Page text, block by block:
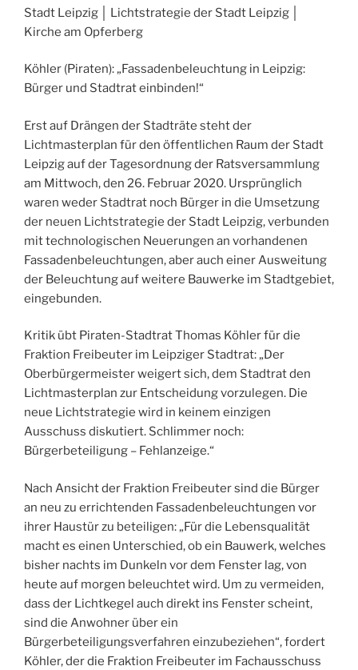
Stadt Leipzig │ Lichtstrategie der Stadt Leipzig │
Kirche am Opferberg
Köhler (Piraten): „Fassadenbeleuchtung in Leipzig:
Bürger und Stadtrat einbinden!“
Erst auf Drängen der Stadträte steht der
Lichtmasterplan für den öffentlichen Raum der Stadt
Leipzig auf der Tagesordnung der Ratsversammlung
am Mittwoch, den 26. Februar 2020. Ursprünglich
waren weder Stadtrat noch Bürger in die Umsetzung
der neuen Lichtstrategie der Stadt Leipzig, verbunden
mit technologischen Neuerungen an vorhandenen
Fassadenbeleuchtungen, aber auch einer Ausweitung
der Beleuchtung auf weitere Bauwerke im Stadtgebiet,
eingebunden.
Kritik übt Piraten-Stadtrat Thomas Köhler für die
Fraktion Freibeuter im Leipziger Stadtrat: „Der
Oberbürgermeister weigert sich, dem Stadtrat den
Lichtmasterplan zur Entscheidung vorzulegen. Die
neue Lichtstrategie wird in keinem einzigen
Ausschuss diskutiert. Schlimmer noch:
Bürgerbeteiligung – Fehlanzeige.“
Nach Ansicht der Fraktion Freibeuter sind die Bürger
an neu zu errichtenden Fassadenbeleuchtungen vor
ihrer Haustür zu beteiligen: „Für die Lebensqualität
macht es einen Unterschied, ob ein Bauwerk, welches
bisher nachts im Dunkeln vor dem Fenster lag, von
heute auf morgen beleuchtet wird. Um zu vermeiden,
dass der Lichtkegel auch direkt ins Fenster scheint,
sind die Anwohner über ein
Bürgerbeteiligungsverfahren einzubeziehen“, fordert
Köhler, der die Fraktion Freibeuter im Fachausschuss